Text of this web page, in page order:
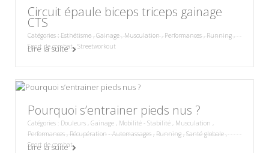
Circuit épaule biceps triceps gainage
CTS
Catégories : Esthétisme,Gainage,Musculation, Performances, Running,
Sport de combat, Streetworkout
Lire la suite
Pourquoi s’entrainer pieds nus ?
Catégories : Douleurs Gainage Mobilité - Stabilité Musculation
Performances , Récupération - Automassages , Running , Santé globale,
Sport de combat
Lire la suite